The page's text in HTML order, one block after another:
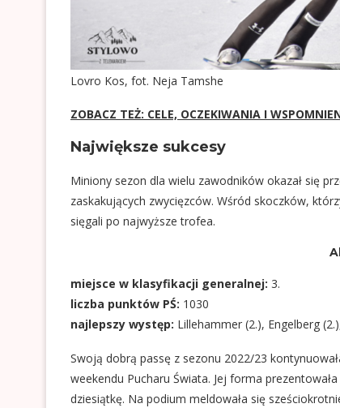
Lovro Kos, fot. Neja Tamshe
ZOBACZ TEŻ: CELE, OCZEKIWANIA I
Największe sukcesy
Miniony sezon dla wielu zawodników okazał się
zaskakujących zwycięzców. Wśród skoczków,
sięgali po najwyższe trofea.
miejsce w klasyfikacji generalnej: 3.
liczba punktów PŚ: 1030
najlepszy występ: Lillehammer (2.), Engelberg
Swoją dobrą passę z sezonu 2022/23
weekendu Pucharu Świata. Jej forma
dziesiątkę. Na podium meldowała się